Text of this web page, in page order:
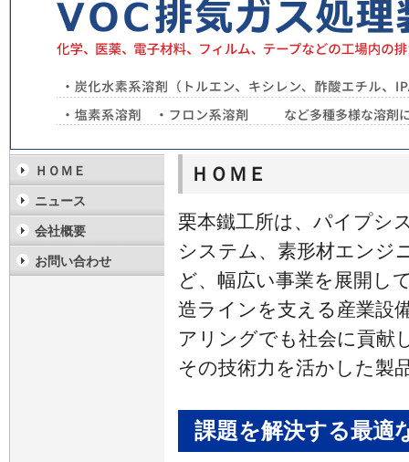
ＨＯＭＥ
栗本鐵工所は、パイプシ
システム、素形材エンジ
ど、幅広い事業を展開し
造ラインを支える産業設
アリングでも社会に貢献
その技術力を活かした製
課題を解決する最適
ＨＯＭＥ
ニュース
会社概要
お問い合わせ